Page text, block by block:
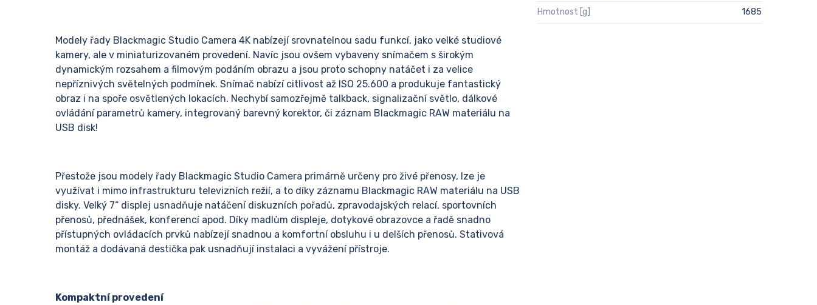
Modely řady Blackmagic Studio Camera 4K nabízejí srovnatelnou sadu funkcí, jako velké studiové
kamery, ale v miniaturizovaném provedení. Navíc jsou ovšem vybaveny snímačem s širokým
dynamickým rozsahem a filmovým podáním obrazu a jsou proto schopny natáčet i za velice
nepříznivých světelných podmínek. Snímač nabízí citlivost až ISO 25.600 a produkuje fantastický
obraz i na spoře osvětlených lokacích. Nechybí samozřejmě talkback, signalizační světlo, dálkové
ovládání parametrů kamery, integrovaný barevný korektor, či záznam Blackmagic RAW materiálu na
USB disk!
Přestože jsou modely řady Blackmagic Studio Camera primárně určeny pro živé přenosy, lze je
využívat i mimo infrastrukturu televizních režií, a to díky záznamu Blackmagic RAW materiálu na USB
disky. Velký 7“ displej usnadňuje natáčení diskuzních pořadů, zpravodajských relací, sportovních
přenosů, přednášek, konferencí apod. Díky madlům displeje, dotykové obrazovce a řadě snadno
přístupných ovládacích prvků nabízejí snadnou a komfortní obsluhu i u delších přenosů. Stativová
montáž a dodávaná destička pak usnadňují instalaci a vyvážení přístroje.
Kompaktní provedení
Hmotnost [g] 1685